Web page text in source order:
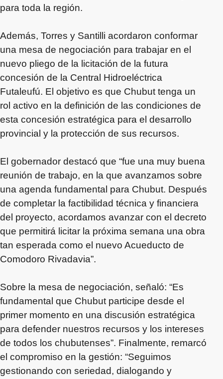
para toda la región.
Además, Torres y Santilli acordaron conformar
una mesa de negociación para trabajar en el
nuevo pliego de la licitación de la futura
concesión de la Central Hidroeléctrica
Futaleufú. El objetivo es que Chubut tenga un
rol activo en la definición de las condiciones de
esta concesión estratégica para el desarrollo
provincial y la protección de sus recursos.
El gobernador destacó que “fue una muy buena
reunión de trabajo, en la que avanzamos sobre
una agenda fundamental para Chubut. Después
de completar la factibilidad técnica y financiera
del proyecto, acordamos avanzar con el decreto
que permitirá licitar la próxima semana una obra
tan esperada como el nuevo Acueducto de
Comodoro Rivadavia”.
Sobre la mesa de negociación, señaló: “Es
fundamental que Chubut participe desde el
primer momento en una discusión estratégica
para defender nuestros recursos y los intereses
de todos los chubutenses”. Finalmente, remarcó
el compromiso en la gestión: “Seguimos
gestionando con seriedad, dialogando y